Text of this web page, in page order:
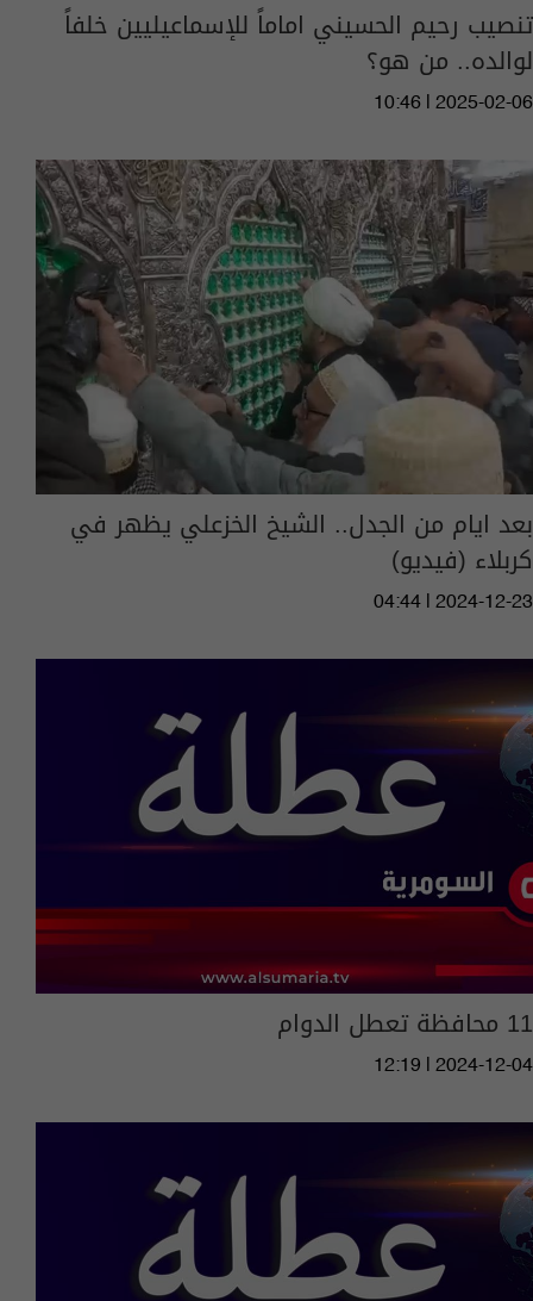
تنصيب رحيم الحسيني اماماً للإسماعيليين خلفاً
لوالده.. من هو؟
10:46 | 2025-02-06
بعد ايام من الجدل.. الشيخ الخزعلي يظهر في
كربلاء (فيديو)
04:44 | 2024-12-23
11 محافظة تعطل الدوام
12:19 | 2024-12-04